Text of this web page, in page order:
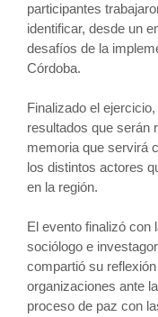
participantes
identificar, desde un
desafíos de la
Córdoba.
Finalizado el
resultados que serán
memoria que servirá
los distintos actores
en la región.
El evento finalizó con
sociólogo e
compartió su
organizaciones ante
proceso de paz con